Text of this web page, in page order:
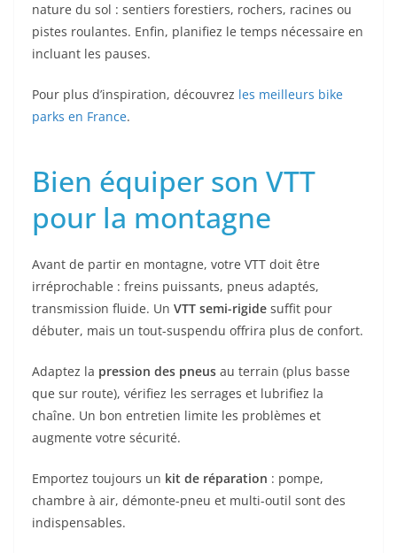
nature du sol : sentiers forestiers, rochers, racines ou
pistes roulantes. Enfin, planifiez le temps nécessaire en
incluant les pauses.
Pour plus d’inspiration, découvrez les meilleurs bike
parks en France.
Bien équiper son VTT
pour la montagne
Avant de partir en montagne, votre VTT doit être
irréprochable : freins puissants, pneus adaptés,
transmission fluide. Un VTT semi-rigide suffit pour
débuter, mais un tout-suspendu offrira plus de confort.
Adaptez la pression des pneus au terrain (plus basse
que sur route), vérifiez les serrages et lubrifiez la
chaîne. Un bon entretien limite les problèmes et
augmente votre sécurité.
Emportez toujours un kit de réparation : pompe,
chambre à air, démonte-pneu et multi-outil sont des
indispensables.